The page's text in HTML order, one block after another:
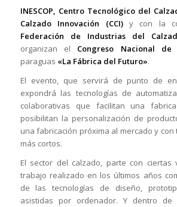
INESCOP, Centro Tecnológico del
Calzado Innovación (CCI)y con la
Federación de Industrias del
organizan el Congreso Nacional de
paraguas «La Fábrica del Futuro».
El evento, que servirá de punto de
expondrá las tecnologías de
colaborativas que facilitan una
posibilitan la personalización de
una fabricación próxima al mercado y
más cortos.
El sector del calzado, parte con ciertas
trabajo realizado en los últimos años
de las tecnologías de diseño,
asistidas por ordenador. Y dentro de